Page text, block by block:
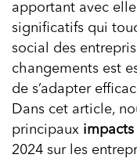
apportant avec
significatifs qui
social des
changements est
de s’adapter
Dans cet article,
principaux impacts
2024 sur les